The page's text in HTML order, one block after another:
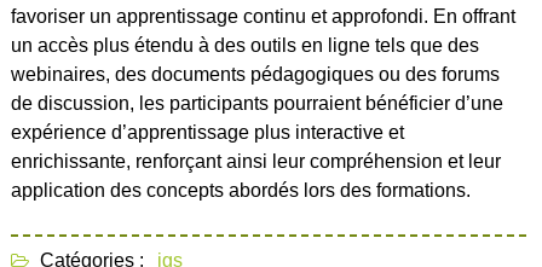
favoriser un apprentissage continu et approfondi. En offrant
un accès plus étendu à des outils en ligne tels que des
webinaires, des documents pédagogiques ou des forums
de discussion, les participants pourraient bénéficier d’une
expérience d’apprentissage plus interactive et
enrichissante, renforçant ainsi leur compréhension et leur
application des concepts abordés lors des formations.
Catégories :
igs